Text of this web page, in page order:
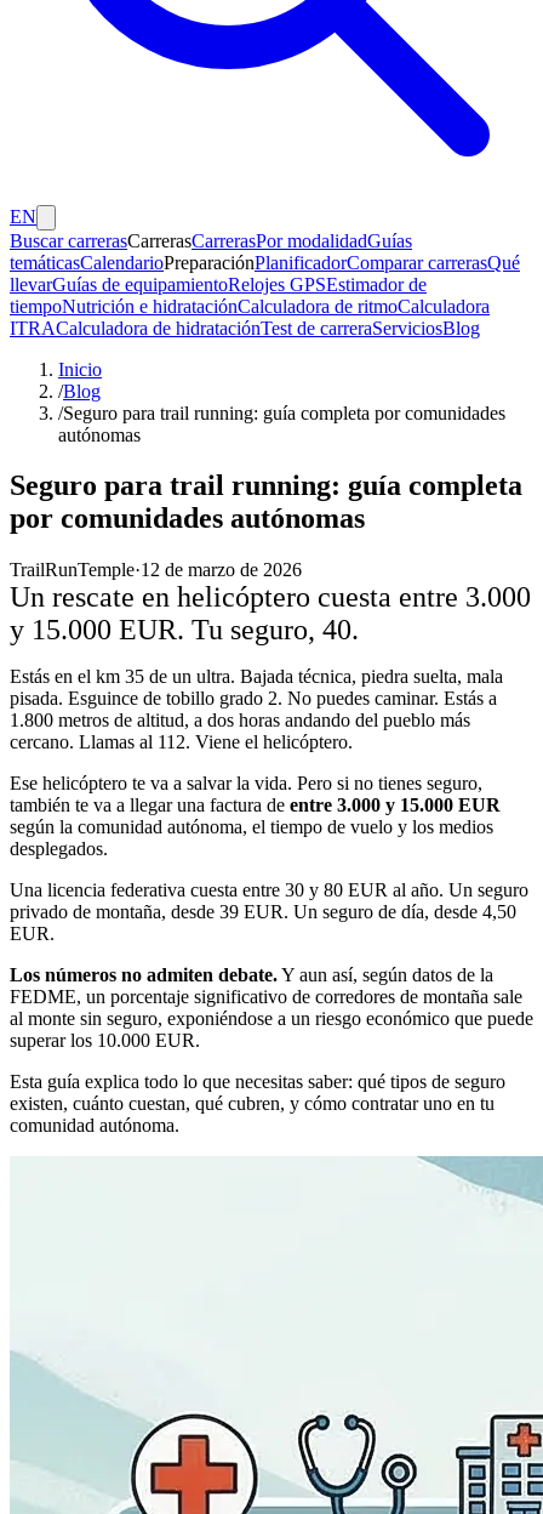
EN
Buscar carrerasCarrerasCarrerasPor modalidadGuías
temáticasCalendarioPreparaciónPlanificadorComparar carrerasQué
llevarGuías de equipamientoRelojes GPSEstimador de
tiempoNutrición e hidrataciónCalculadora de ritmoCalculadora
ITRACalculadora de hidrataciónTest de carreraServiciosBlog
Inicio
/Blog
/Seguro para trail running: guía completa por comunidades
autónomas
Seguro para trail running: guía completa
por comunidades autónomas
TrailRunTemple·12 de marzo de 2026
Un rescate en helicóptero cuesta entre 3.000
y 15.000 EUR. Tu seguro, 40.
Estás en el km 35 de un ultra. Bajada técnica, piedra suelta, mala
pisada. Esguince de tobillo grado 2. No puedes caminar. Estás a
1.800 metros de altitud, a dos horas andando del pueblo más
cercano. Llamas al 112. Viene el helicóptero.
Ese helicóptero te va a salvar la vida. Pero si no tienes seguro,
también te va a llegar una factura de entre 3.000 y 15.000 EUR
según la comunidad autónoma, el tiempo de vuelo y los medios
desplegados.
Una licencia federativa cuesta entre 30 y 80 EUR al año. Un seguro
privado de montaña, desde 39 EUR. Un seguro de día, desde 4,50
EUR.
Los números no admiten debate.Y aun así, según datos de la
FEDME, un porcentaje significativo de corredores de montaña sale
al monte sin seguro, exponiéndose a un riesgo económico que puede
superar los 10.000 EUR.
Esta guía explica todo lo que necesitas saber: qué tipos de seguro
existen, cuánto cuestan, qué cubren, y cómo contratar uno en tu
comunidad autónoma.